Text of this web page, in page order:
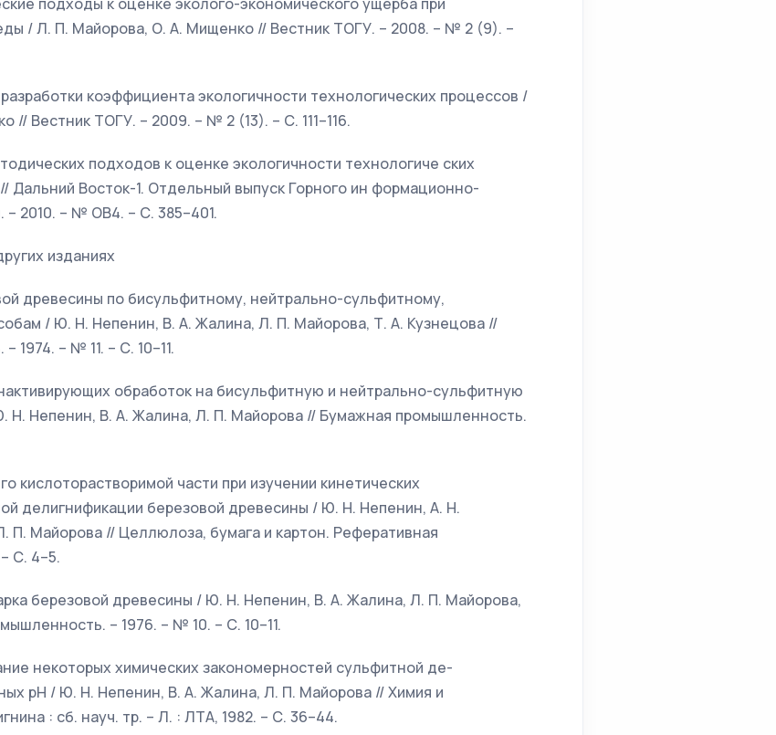
/ Л. П. Майорова, О. А. Мищенко // Вестник ТОГУ. – 2008. – № 2 (9). –
коэффициента экологичности технологических процессов /
Вестник ТОГУ. – 2009. – № 2 (13). – С. 111–116.
подходов к оценке экологичности технологиче ских
Дальний Восток-1. Отдельный выпуск Горного ин формационно-
2010. – № ОВ4. – С. 385–401.
изданиях
древесины по бисульфитному, нейтрально-сульфитному,
/ Ю. Н. Непенин, В. А. Жалина, Л. П. Майорова, Т. А. Кузнецова //
– № 11. – С. 10–11.
обработок на бисульфитную и нейтрально-сульфитную
Н. Непенин, В. А. Жалина, Л. П. Майорова // Бумажная промышленность.
кислоторастворимой части при изучении кинетических
делигнификации березовой древесины / Ю. Н. Непенин, А. Н.
П. Майорова // Целлюлоза, бумага и картон. Реферативная
С. 4–5.
березовой древесины / Ю. Н. Непенин, В. А. Жалина, Л. П. Майорова,
– 1976. – № 10. – С. 10–11.
некоторых химических закономерностей сульфитной де-
рН / Ю. Н. Непенин, В. А. Жалина, Л. П. Майорова // Химия и
: сб. науч. тр. – Л. : ЛТА, 1982. – С. 36–44.